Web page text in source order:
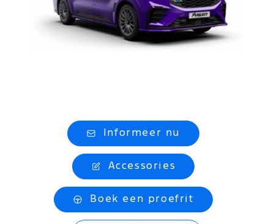
Informeer nu
Accessories
Boek een proefrit